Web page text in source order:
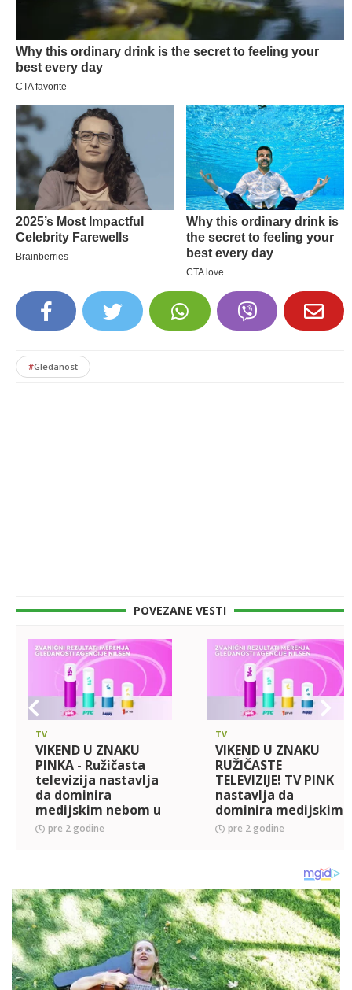
#Gledanost
POVEZANE VESTI
TV
VIKEND U ZNAKU
PINKA - Ružičasta
televizija nastavlja
da dominira
medijskim nebom u
Srbiji (FOTO+VIDEO)
pre 2 godine
TV
VIKEND U ZNAKU
RUŽIČASTE
TELEVIZIJE! TV PINK
nastavlja da
dominira medijskim
nebom, ponovo smo
bili na samom vrhu
(FOTO+VIDEO)
pre 2 godine